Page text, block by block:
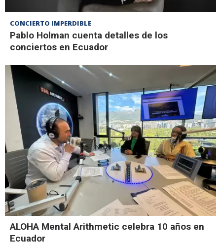
CONCIERTO IMPERDIBLE
Pablo Holman cuenta detalles de los
conciertos en Ecuador
ALOHA Mental Arithmetic celebra 10 años en
Ecuador